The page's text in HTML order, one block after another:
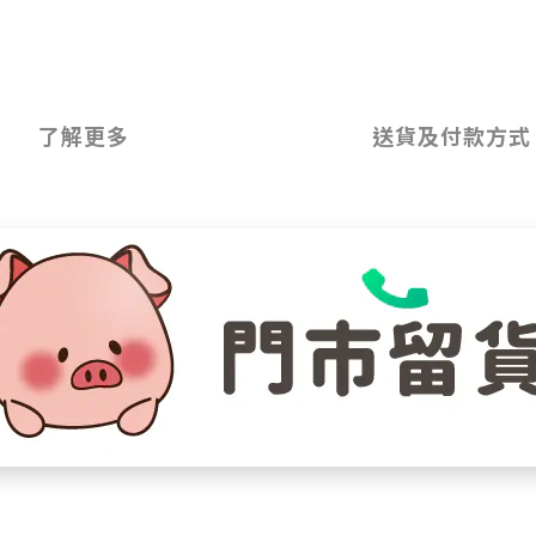
了解更多 送貨及付款方式